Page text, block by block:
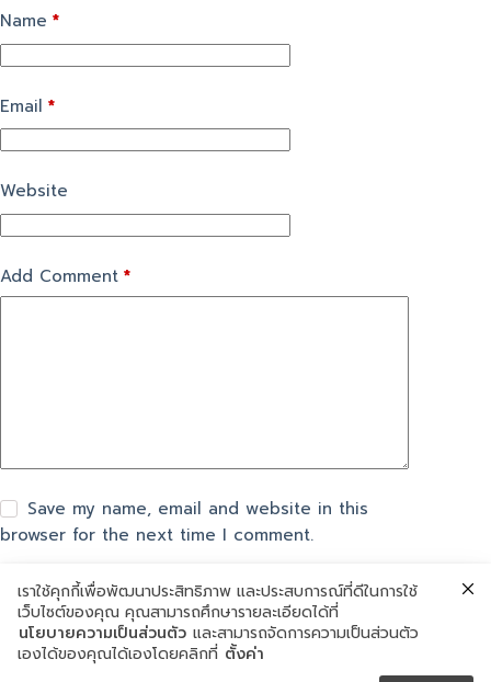
Name *
Email *
Website
Add Comment *
Save my name, email and website in this
browser for the next time I comment.
แสดงความเห็น
เราใช้คุกกี้เพื่อพัฒนาประสิทธิภาพ และประสบการณ์ที่ดีในการใช้
เว็บไซต์ของคุณ คุณสามารถศึกษารายละเอียดได้ที่
นโยบายความเป็นส่วนตัว และสามารถจัดการความเป็นส่วนตัว
เองได้ของคุณได้เองโดยคลิกที่ ตั้งค่า